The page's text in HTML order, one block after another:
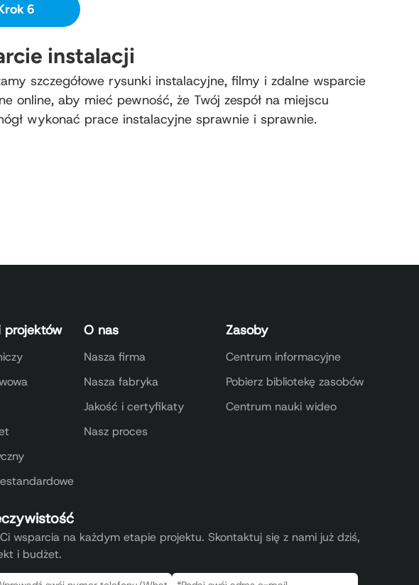
6
instalacji
szczegółowe rysunki instalacyjne, filmy i zdalne wsparcie
online, aby mieć pewność, że Twój zespół na miejscu
wykonać prace instalacyjne sprawnie i sprawnie.
projektów O nas
Nasza firma
Nasza fabryka
Jakość i certyfikaty
Nasz proces
Zasoby
Centrum informacyjne
Pobierz bibliotekę zasobów
Centrum nauki wideo
wsparcia na każdym etapie projektu. Skontaktuj się z nami już dziś,
i budżet.